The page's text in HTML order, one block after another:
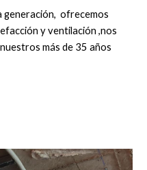
generación, ofrecemos
y ventilación ,nos
más de 35 años